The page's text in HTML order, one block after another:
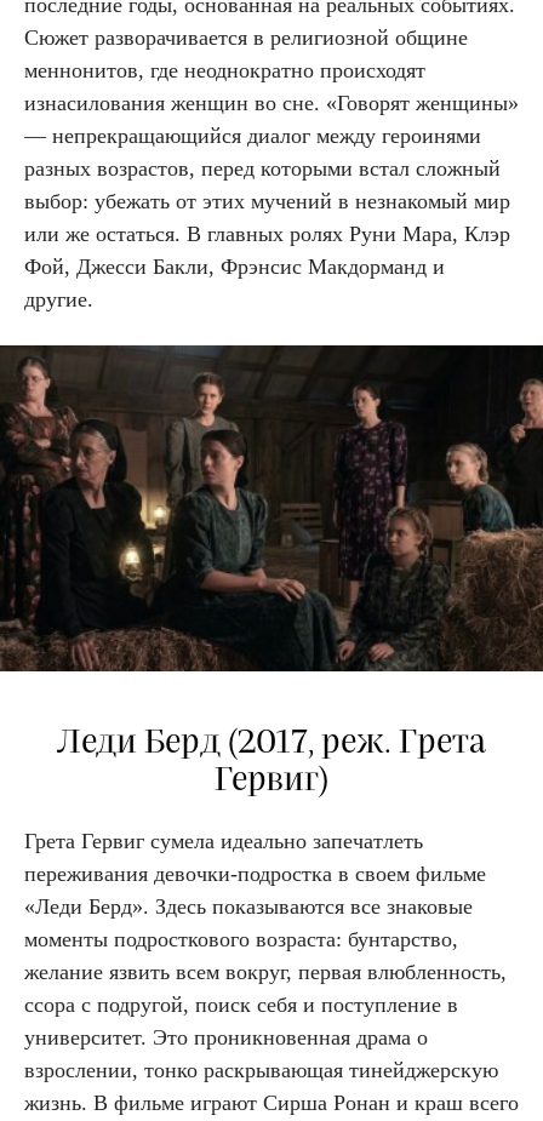
последние годы, основанная на реальных событиях.
Сюжет разворачивается в религиозной общине
меннонитов, где неоднократно происходят
изнасилования женщин во сне. «Говорят женщины»
— непрекращающийся диалог между героинями
разных возрастов, перед которыми встал сложный
выбор: убежать от этих мучений в незнакомый мир
или же остаться. В главных ролях Руни Мара, Клэр
Фой, Джесси Бакли, Фрэнсис Макдорманд и
другие.
Леди Берд (2017, реж. Грета
Гервиг)
Грета Гервиг сумела идеально запечатлеть
переживания девочки-подростка в своем фильме
«Леди Берд». Здесь показываются все знаковые
моменты подросткового возраста: бунтарство,
желание язвить всем вокруг, первая влюбленность,
ссора с подругой, поиск себя и поступление в
университет. Это проникновенная драма о
взрослении, тонко раскрывающая тинейджерскую
жизнь. В фильме играют Сирша Ронан и краш всего